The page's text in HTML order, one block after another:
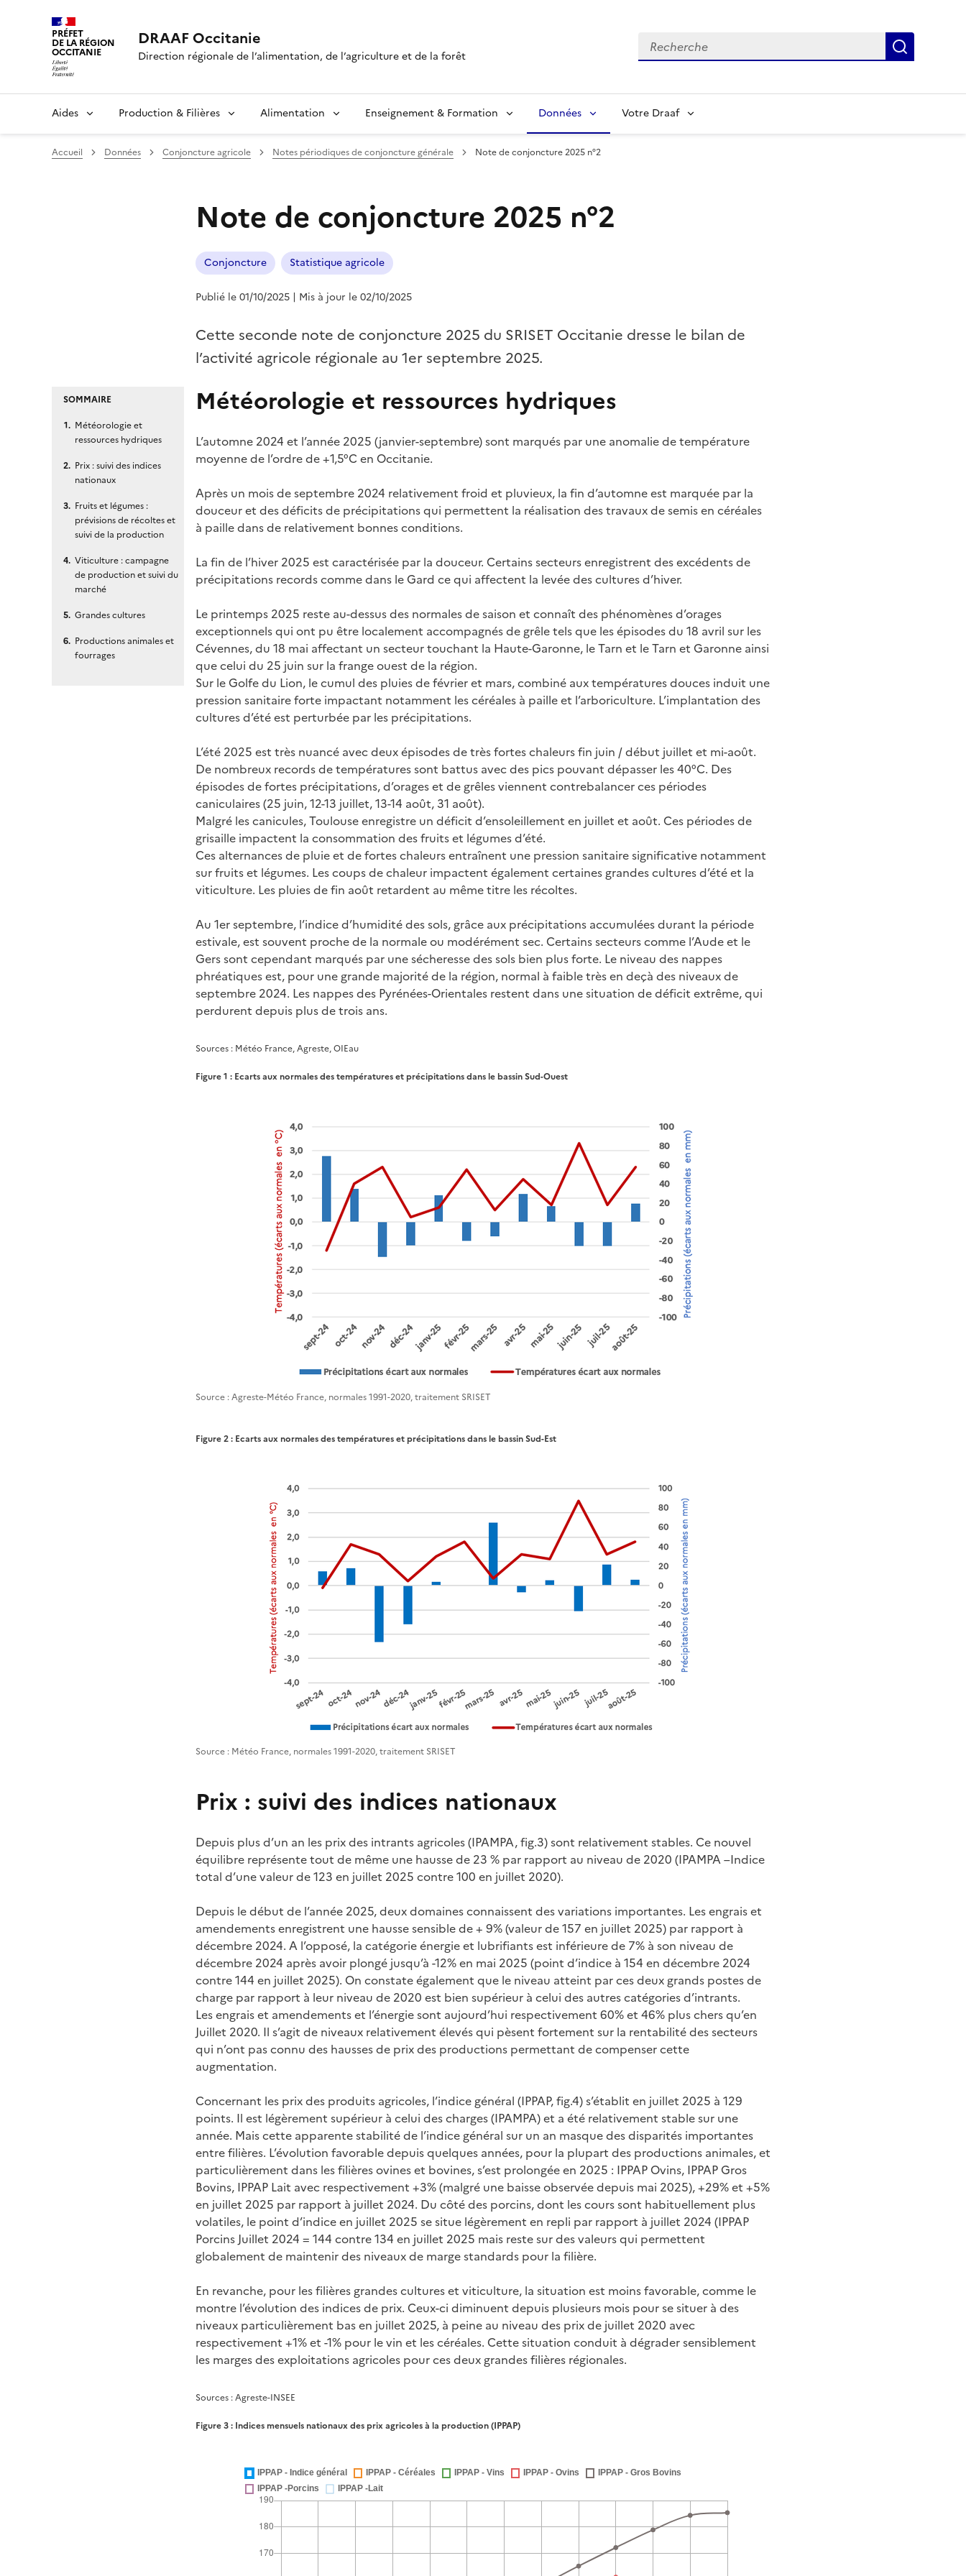
PRÉFET
DE LA RÉGION
OCCITANIE
DRAAF Occitanie
Direction régionale de l’alimentation, de l’agriculture et de la forêt
Recherche
Aides Production & Filières Alimentation Enseignement & Formation Données Votre Draaf
Accueil Données Conjoncture agricole Notes périodiques de conjoncture générale Note de conjoncture 2025 n°2
Note de conjoncture 2025 n°2
Conjoncture Statistique agricole
Publié le 01/10/2025 | Mis à jour le 02/10/2025
Cette seconde note de conjoncture 2025 du SRISET Occitanie dresse le bilan de
l’activité agricole régionale au 1er septembre 2025.
SOMMAIRE
Météorologie et
ressources hydriques
Prix : suivi des indices
nationaux
Fruits et légumes :
prévisions de récoltes et
suivi de la production
Viticulture : campagne
de production et suivi du
marché
Grandes cultures
Productions animales et
fourrages
Météorologie et ressources hydriques
L’automne 2024 et l’année 2025 (janvier-septembre) sont marqués par une anomalie de température
moyenne de l’ordre de +1,5°C en Occitanie.
Après un mois de septembre 2024 relativement froid et pluvieux, la fin d’automne est marquée par la
douceur et des déficits de précipitations qui permettent la réalisation des travaux de semis en céréales
à paille dans de relativement bonnes conditions.
La fin de l’hiver 2025 est caractérisée par la douceur. Certains secteurs enregistrent des excédents de
précipitations records comme dans le Gard ce qui affectent la levée des cultures d’hiver.
Le printemps 2025 reste au-dessus des normales de saison et connaît des phénomènes d’orages
exceptionnels qui ont pu être localement accompagnés de grêle tels que les épisodes du 18 avril sur les
Cévennes, du 18 mai affectant un secteur touchant la Haute-Garonne, le Tarn et le Tarn et Garonne ainsi
que celui du 25 juin sur la frange ouest de la région.
Sur le Golfe du Lion, le cumul des pluies de février et mars, combiné aux températures douces induit une
pression sanitaire forte impactant notamment les céréales à paille et l’arboriculture. L’implantation des
cultures d’été est perturbée par les précipitations.
L’été 2025 est très nuancé avec deux épisodes de très fortes chaleurs fin juin / début juillet et mi-août.
De nombreux records de températures sont battus avec des pics pouvant dépasser les 40°C. Des
épisodes de fortes précipitations, d’orages et de grêles viennent contrebalancer ces périodes
caniculaires (25 juin, 12-13 juillet, 13-14 août, 31 août).
Malgré les canicules, Toulouse enregistre un déficit d’ensoleillement en juillet et août. Ces périodes de
grisaille impactent la consommation des fruits et légumes d’été.
Ces alternances de pluie et de fortes chaleurs entraînent une pression sanitaire significative notamment
sur fruits et légumes. Les coups de chaleur impactent également certaines grandes cultures d’été et la
viticulture. Les pluies de fin août retardent au même titre les récoltes.
Au 1er septembre, l’indice d’humidité des sols, grâce aux précipitations accumulées durant la période
estivale, est souvent proche de la normale ou modérément sec. Certains secteurs comme l’Aude et le
Gers sont cependant marqués par une sécheresse des sols bien plus forte. Le niveau des nappes
phréatiques est, pour une grande majorité de la région, normal à faible très en deçà des niveaux de
septembre 2024. Les nappes des Pyrénées-Orientales restent dans une situation de déficit extrême, qui
perdurent depuis plus de trois ans.
Sources : Météo France, Agreste, OIEau
Figure 1 : Ecarts aux normales des températures et précipitations dans le bassin Sud-Ouest
Source : Agreste-Météo France, normales 1991-2020, traitement SRISET
Figure 2 : Ecarts aux normales des températures et précipitations dans le bassin Sud-Est
Source : Météo France, normales 1991-2020, traitement SRISET
Prix : suivi des indices nationaux
Depuis plus d’un an les prix des intrants agricoles (IPAMPA, fig.3) sont relativement stables. Ce nouvel
équilibre représente tout de même une hausse de 23 % par rapport au niveau de 2020 (IPAMPA –Indice
total d’une valeur de 123 en juillet 2025 contre 100 en juillet 2020).
Depuis le début de l’année 2025, deux domaines connaissent des variations importantes. Les engrais et
amendements enregistrent une hausse sensible de + 9% (valeur de 157 en juillet 2025) par rapport à
décembre 2024. A l’opposé, la catégorie énergie et lubrifiants est inférieure de 7% à son niveau de
décembre 2024 après avoir plongé jusqu’à -12% en mai 2025 (point d’indice à 154 en décembre 2024
contre 144 en juillet 2025). On constate également que le niveau atteint par ces deux grands postes de
charge par rapport à leur niveau de 2020 est bien supérieur à celui des autres catégories d’intrants.
Les engrais et amendements et l’énergie sont aujourd’hui respectivement 60% et 46% plus chers qu’en
Juillet 2020. Il s’agit de niveaux relativement élevés qui pèsent fortement sur la rentabilité des secteurs
qui n’ont pas connu des hausses de prix des productions permettant de compenser cette
augmentation.
Concernant les prix des produits agricoles, l’indice général (IPPAP, fig.4) s’établit en juillet 2025 à 129
points. Il est légèrement supérieur à celui des charges (IPAMPA) et a été relativement stable sur une
année. Mais cette apparente stabilité de l’indice général sur un an masque des disparités importantes
entre filières. L’évolution favorable depuis quelques années, pour la plupart des productions animales, et
particulièrement dans les filières ovines et bovines, s’est prolongée en 2025 : IPPAP Ovins, IPPAP Gros
Bovins, IPPAP Lait avec respectivement +3% (malgré une baisse observée depuis mai 2025), +29% et +5%
en juillet 2025 par rapport à juillet 2024. Du côté des porcins, dont les cours sont habituellement plus
volatiles, le point d’indice en juillet 2025 se situe légèrement en repli par rapport à juillet 2024 (IPPAP
Porcins Juillet 2024 = 144 contre 134 en juillet 2025 mais reste sur des valeurs qui permettent
globalement de maintenir des niveaux de marge standards pour la filière.
En revanche, pour les filières grandes cultures et viticulture, la situation est moins favorable, comme le
montre l’évolution des indices de prix. Ceux-ci diminuent depuis plusieurs mois pour se situer à des
niveaux particulièrement bas en juillet 2025, à peine au niveau des prix de juillet 2020 avec
respectivement +1% et -1% pour le vin et les céréales. Cette situation conduit à dégrader sensiblement
les marges des exploitations agricoles pour ces deux grandes filières régionales.
Sources : Agreste-INSEE
Figure 3 : Indices mensuels nationaux des prix agricoles à la production (IPPAP)